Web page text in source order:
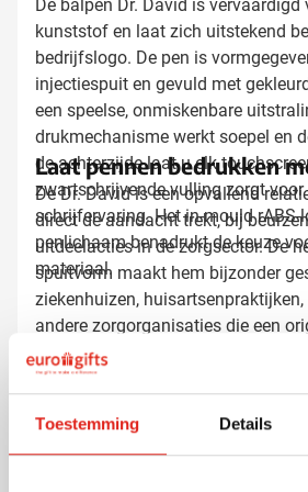
Toestemming Details
De balpen Dr. David is vervaardigd
kunststof en laat zich uitstekend
bedrijfslogo. De pen is
injectiespuit en gevuld met
een speelse, onmiskenbare
drukmechanisme werkt soepel en
de achterzijde laat u elk
zwartschrijvende vulling zorgt voor
schrijfervaring. Het in-mould rABS-
penlichaam benadrukt de keuze
materiaal.
Laat pennen bedrukken
De Dr. David is een opvallend
direct de aandacht trekt, bij
uitdeelacties in de zorgsector. De
spuitvorm maakt hem bijzonder
ziekenhuizen,
andere zorgorganisaties die een
promotieartikel zoeken met hun
Waarom kiezen voor
De Dr. David is vervaardigd van
praktische functionaliteit. De
transparante spuitgedeelte maakt